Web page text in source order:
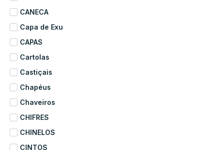
CANECA
Capa de Exu
CAPAS
Cartolas
Castiçais
Chapéus
Chaveiros
CHIFRES
CHINELOS
CINTOS